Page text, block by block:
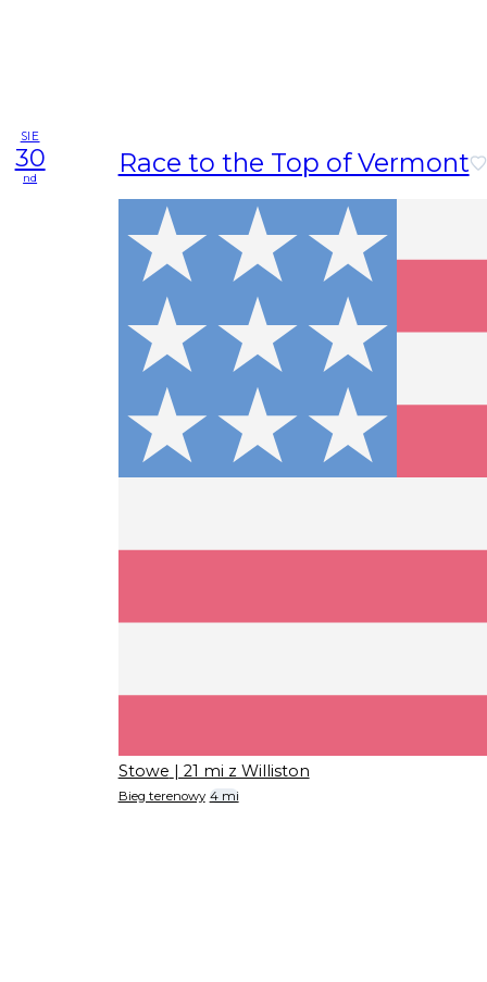
SIE
30
nd Race to the Top of Vermont
Stowe | 21 mi z Williston
Bieg terenowy 4 mi